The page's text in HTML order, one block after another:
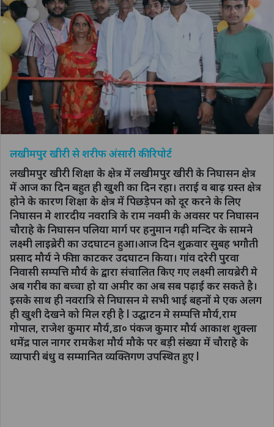
लखीमपुर खीरी से शरीफ अंसारी की रिपोर्ट
लखीमपुर खीरी शिक्षा के क्षेत्र में लखीमपुर खीरी के निघासन क्षेत्र
में आज का दिन बहुत ही खुशी का दिन रहा। तराई व बाढ़ ग्रस्त क्षेत्र
होने के कारण शिक्षा के क्षेत्र में पिछड़ेपन को दूर करने के लिए
निघासन मे शारदीय नवरात्रि के राम नवमी के अवसर पर निघासन
चौराहे के निघासन पलिया मार्ग पर हनुमान गढ़ी मन्दिर के सामने
लक्ष्मी लाइब्रेरी का उदघाटन हुआ।आज दिन शुक्रवार सुबह भगौती
प्रसाद मौर्य ने फीता काटकर उदघाटन किया। गांव दरेरी पुरवा
निवासी सम्पत्ति मौर्य के द्वारा संचालित किए गए लक्ष्मी लायब्रेरी मे
अब गरीब का बच्चा हो या अमीर का अब सब पढ़ाई कर सकते है।
इसके साथ ही नवरात्रि से निघासन मे सभी भाई बहनों मे एक अलग
ही खुशी देखने को मिल रही है l उद्घाटन मे सम्पत्ति मौर्य,राम
गोपाल, राजेश कुमार मौर्य,डा० पंकज कुमार मौर्य आकाश शुक्ला
धमेंद्र पाल नागर रामकेश मौर्य मौके पर बड़ी संख्या में चौराहे के
व्यापारी बंधु व सम्मानित व्यक्तिगण उपस्थित हुए l